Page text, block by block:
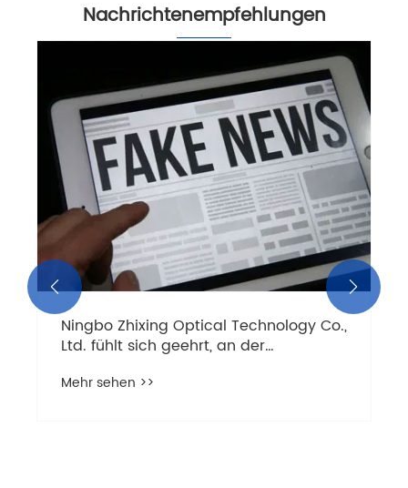
Nachrichtenempfehlungen
Ningbo Zhixing Optical Technology Co.,
Ltd. fühlt sich geehrt, an der
Optoelectronic Expo 2024 teilnehmen
Mehr sehen >>
 